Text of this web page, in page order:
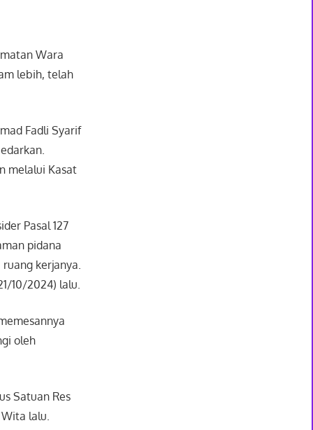
Wara
lebih, telah
Fadli Syarif
melalui Kasat
Pasal 127
pidana
kerjanya.
10/2024) lalu.
oleh
Satuan Res
Wita lalu.